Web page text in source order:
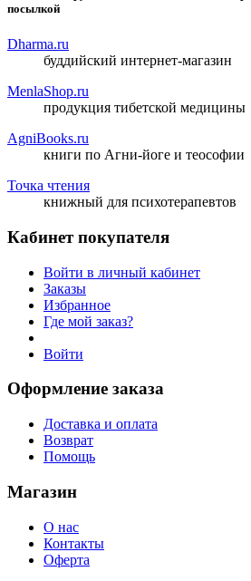
посылкой
Dharma.ru
буддийский интернет-магазин
MenlaShop.ru
продукция тибетской медицины
AgniBooks.ru
книги по Агни-йоге и теософии
Точка чтения
книжный для психотерапевтов
Кабинет покупателя
Войти в личный кабинет
Заказы
Избранное
Где мой заказ?
Войти
Оформление заказа
Доставка и оплата
Возврат
Помощь
Магазин
О нас
Контакты
Оферта